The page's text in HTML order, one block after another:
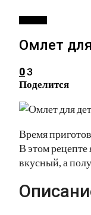
Омлет
03
Поделится
Время
В этом рецепте
вкусный, а